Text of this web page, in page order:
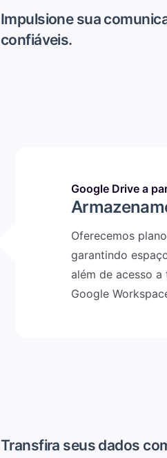
Impulsione sua
confiáveis.
Google Drive a
Oferecemos
garantindo
além de acesso
Google
Transfira seus dados